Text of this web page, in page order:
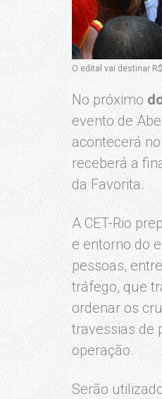
O edital vai destinar
No próximo
evento de
acontecerá
receberá a
da Favorita.
A CET-Rio
e entorno do
pessoas,
tráfego, que
ordenar os
travessias de
operação.
Serão